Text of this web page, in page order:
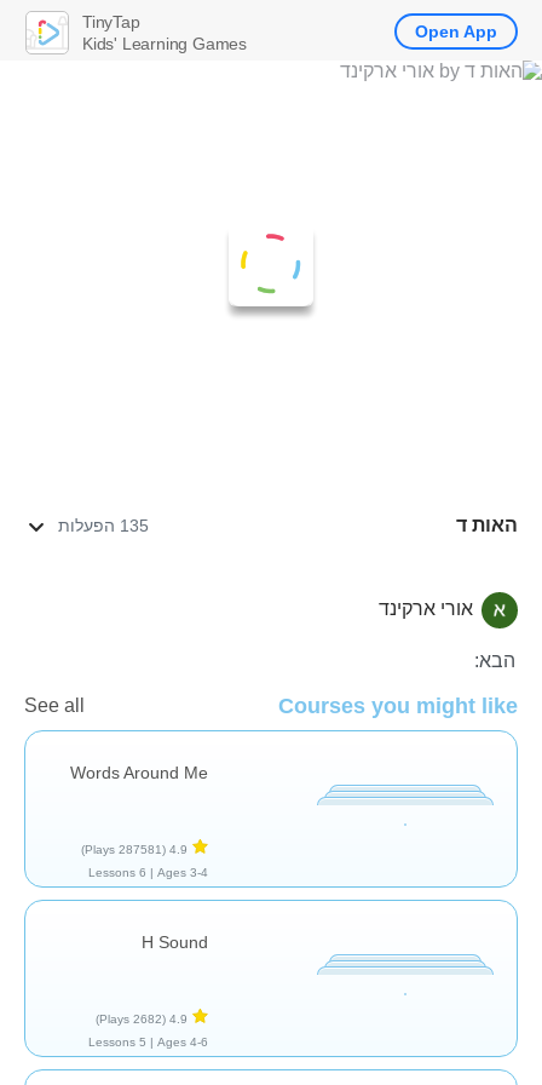
האות ד 135 הפעלות
עבריתאורי ארקינד
הבא:
Courses you might like
See all
Words Around Me
4.9
(287581 Plays)
Ages 3-4 |
6 Lessons
H Sound
4.9
(2682 Plays)
Ages 4-6 |
5 Lessons
TinyTap
Kids' Learning Games
Open App